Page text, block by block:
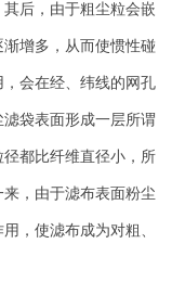
后，由于粗尘粒会嵌
增多，从而使惯性碰
会在经、纬线的网孔
袋表面形成一层所谓
都比纤维直径小，所
，由于滤布表面粉尘
，使滤布成为对粗、